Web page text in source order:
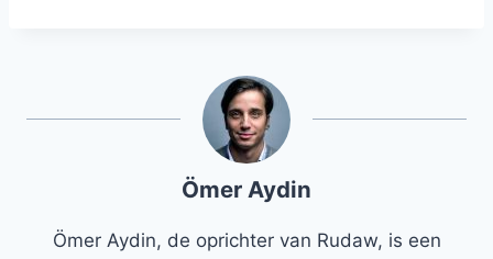
Ömer Aydin
Ömer Aydin, de oprichter van Rudaw, is een